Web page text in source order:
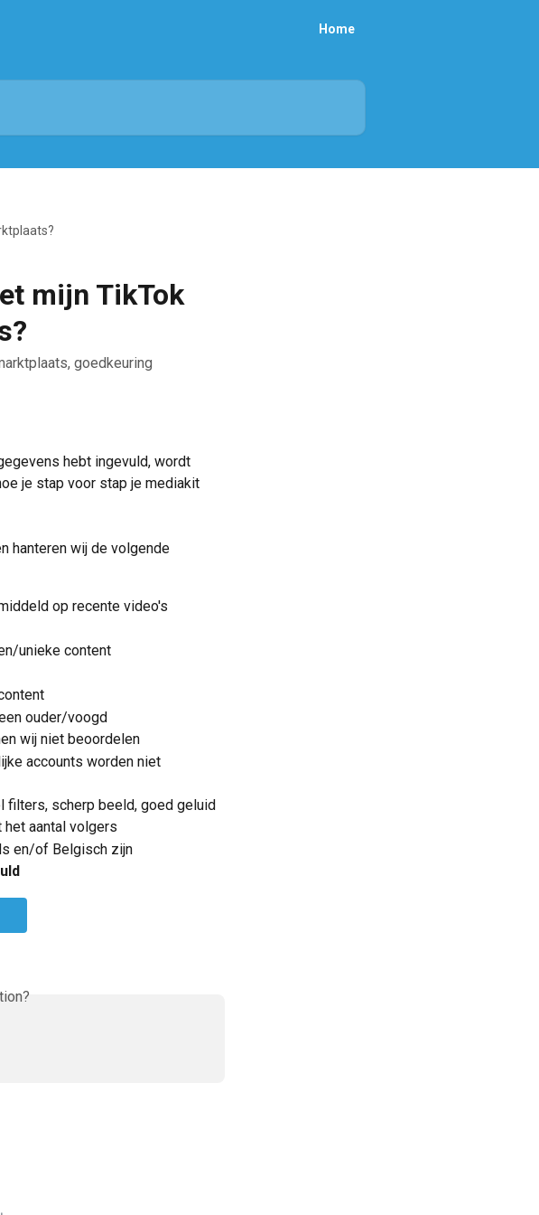
Home
mijn TikTok
goedkeuring
hebt ingevuld, wordt
je stap voor stap je mediakit
hanteren wij de volgende
op recente video's
unieke content
ouder/voogd
wij niet beoordelen
accounts worden niet
filters, scherp beeld, goed geluid
aantal volgers
en/of Belgisch zijn